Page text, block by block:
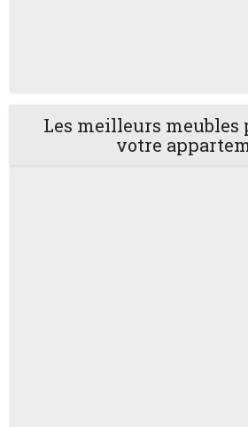
Les meilleurs meubles
votre